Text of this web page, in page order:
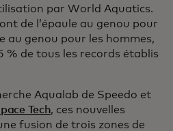
par World Aquatics.
de l’épaule au genou pour
au genou pour les hommes,
% de tous les records établis
Aqualab de Speedo et
Tech, ces nouvelles
fusion de trois zones de